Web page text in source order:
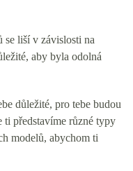
se liší v závislosti na
aby byla odolná
důležité, pro tebe budou
ti představíme různé typy
modelů, abychom ti